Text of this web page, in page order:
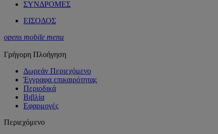
ΣΥΝΔΡΟΜΕΣ
ΕΙΣΟΔΟΣ
opens mobile menu
Γρήγορη Πλοήγηση
Δωρεάν Περιεχόμενο
Έγγραφα επικαιρότητας
Περιοδικά
Βιβλία
Εφαρμογές
Περιεχόμενο